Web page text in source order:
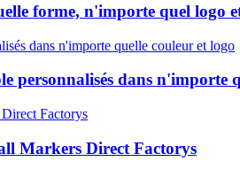
forme, n'importe quel logo
personnalisés dans n'importe
Markers Direct Factorys